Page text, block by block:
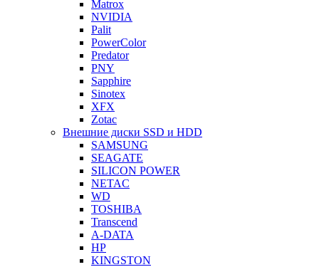
Matrox
NVIDIA
Palit
PowerColor
Predator
PNY
Sapphire
Sinotex
XFX
Zotac
Внешние диски SSD и HDD
SAMSUNG
SEAGATE
SILICON POWER
NETAC
WD
TOSHIBA
Transcend
A-DATA
HP
KINGSTON